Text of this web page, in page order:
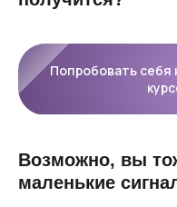
Попробовать
Возможно, вы
маленькие